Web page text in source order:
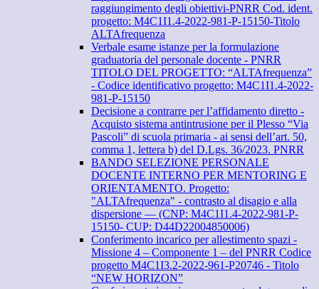
raggiungimento degli obiettivi-PNRR Cod. ident.
progetto: M4C1I1.4-2022-981-P-15150-Titolo
ALTAfrequenza
Verbale esame istanze per la formulazione
graduatoria del personale docente - PNRR
TITOLO DEL PROGETTO: “ALTAfrequenza”
- Codice identificativo progetto: M4C1I1.4-2022-
981-P-15150
Decisione a contrarre per l’affidamento diretto -
Acquisto sistema antintrusione per il Plesso “Via
Pascoli” di scuola primaria - ai sensi dell’art. 50,
comma 1, lettera b) del D.Lgs. 36/2023. PNRR
BANDO SELEZIONE PERSONALE
DOCENTE INTERNO PER MENTORING E
ORIENTAMENTO. Progetto:
"ALTAfrequenza" - contrasto al disagio e alla
dispersione — (CNP: M4C1I1.4-2022-981-P-
15150- CUP: D44D22004850006)
Conferimento incarico per allestimento spazi -
Missione 4 – Componente 1 – del PNRR Codice
progetto M4C1I3.2-2022-961-P20746 - Titolo
“NEW HORIZON”